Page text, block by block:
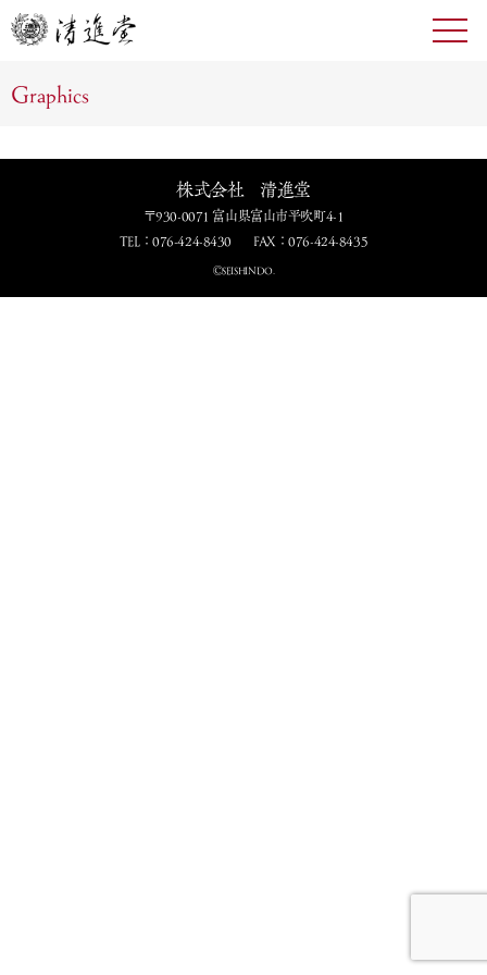
toggle
Graphics
株式会社 清進堂
〒930-0071 富山県富山市平吹町4-1
TEL：076-424-8430
FAX：076-424-8435
ⒸSEISHINDO.